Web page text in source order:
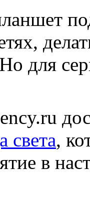
для
света,
в